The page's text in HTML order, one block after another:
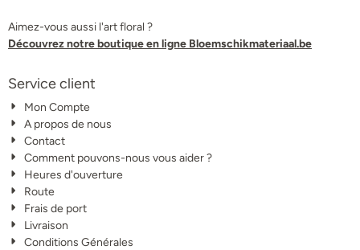
Aimez-vous aussi l'art floral ?
Découvrez notre boutique en ligne Bloemschikmateriaal.be
Service client
Mon Compte
A propos de nous
Contact
Comment pouvons-nous vous aider ?
Heures d'ouverture
Route
Frais de port
Livraison
Conditions Générales